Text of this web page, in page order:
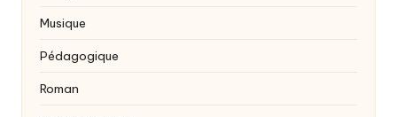
Musique
Pédagogique
Roman